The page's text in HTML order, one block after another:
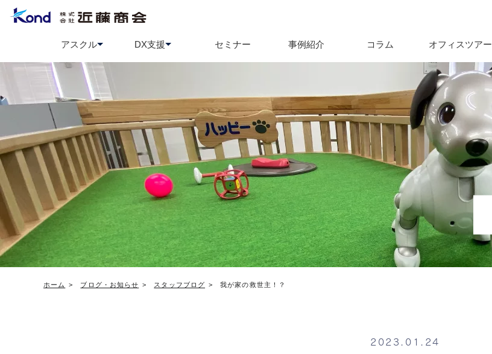
アスクル
アスクル
DX支援
テレワーク導入支援
セミナー 事例紹介 コラム オフィスツアー
ホーム ブログ・お知らせ スタッフブログ 我が家の救世主！？
2023.01.24